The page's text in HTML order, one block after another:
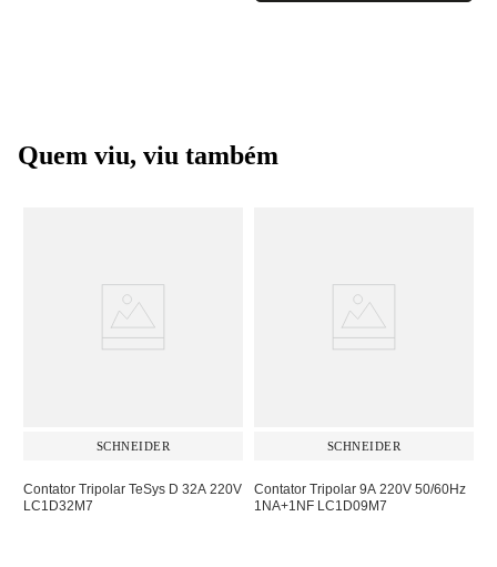
Quem viu, viu também
SCHNEIDER
Contator Tripolar TeSys D 32A 220V
LC1D32M7
SCHNEIDER
Contator Tripolar 9A 220V 50/60Hz
1NA+1NF LC1D09M7